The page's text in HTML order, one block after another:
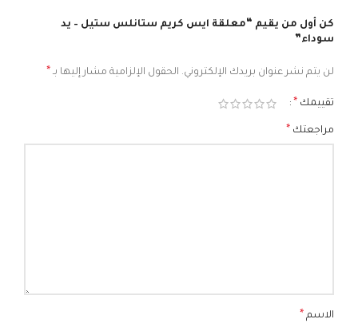
كن أول من يقيم “معلقة ايس كريم ستانلس ستيل – يد
سوداء”
لن يتم نشر عنوان بريدك الإلكتروني. الحقول الإلزامية مشار إليها بـ *
تقييمك *
مراجعتك *
الاسم *